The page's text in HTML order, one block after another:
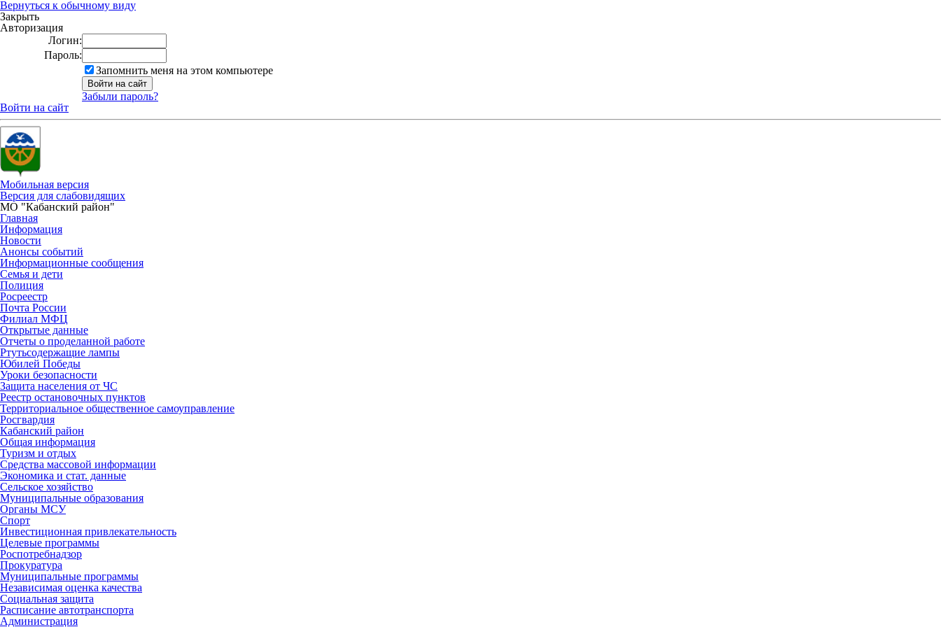
Вернуться к обычному виду
Закрыть
Авторизация
Логин:
Пароль:
Запомнить меня на этом компьютере
Забыли пароль?
Войти на сайт
Мобильная версия
Версия для слабовидящих
МО "Кабанский район"
Главная
Информация
Новости
Анонсы событий
Информационные сообщения
Семья и дети
Полиция
Росреестр
Почта России
Филиал МФЦ
Открытые данные
Отчеты о проделанной работе
Ртутьсодержащие лампы
Юбилей Победы
Уроки безопасности
Защита населения от ЧС
Реестр остановочных пунктов
Территориальное общественное самоуправление
Росгвардия
Кабанский район
Общая информация
Туризм и отдых
Средства массовой информации
Экономика и стат. данные
Сельское хозяйство
Муниципальные образования
Органы МСУ
Спорт
Инвестиционная привлекательность
Целевые программы
Роспотребнадзор
Прокуратура
Муниципальные программы
Независимая оценка качества
Социальная защита
Расписание автотранспорта
Администрация